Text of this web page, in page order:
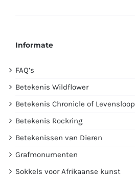
Informate
FAQ’s
Betekenis Wildflower
Betekenis Chronicle of Levensloop
Betekenis Rockring
Betekenissen van Dieren
Grafmonumenten
Sokkels voor Afrikaanse kunst